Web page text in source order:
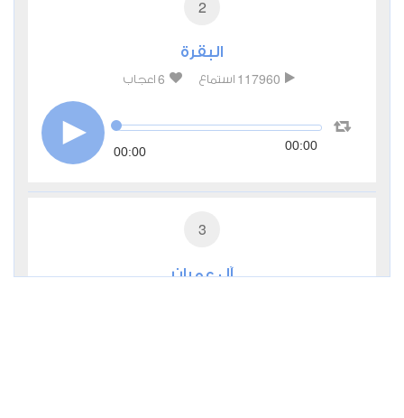
2
البقرة
117960 استماع 6 اعجاب
00:00 00:00
3
آل عمران